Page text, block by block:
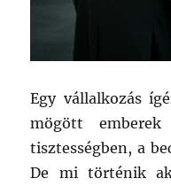
Egy vállalkozás
mögött
tisztességben, a
De mi történik